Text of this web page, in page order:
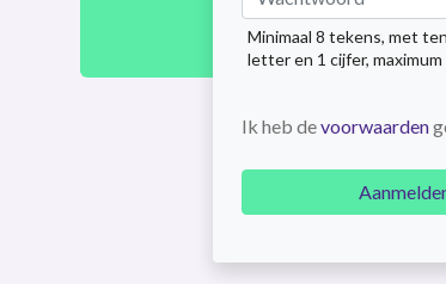
Minimaal 8 tekens, met
letter en 1 cijfer,
Ik heb devoorwaarden